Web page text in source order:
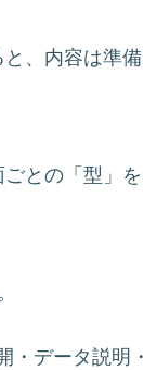
、内容は準
との「型」
・データ説明